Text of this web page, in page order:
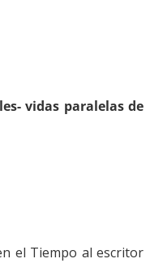
vidas paralelas de
el Tiempo al escritor